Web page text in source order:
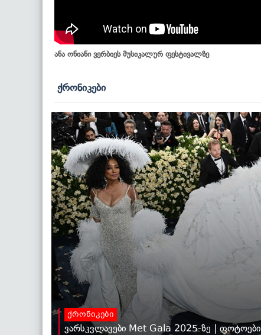
ანა ონიანი ვერბიეს მუსიკალურ ფესტივალზე
ქრონიკები
ქრონიკები
ვარსკვლავები Met Gala 2025-ზე | ფოტოები